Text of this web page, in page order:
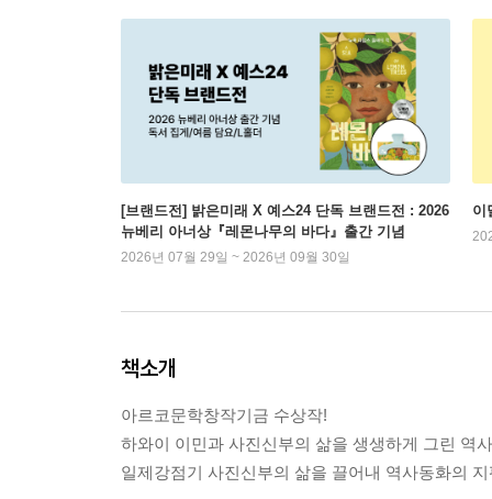
[브랜드전] 밝은미래 X 예스24 단독 브랜드전 : 2026
뉴베리 아너상『레몬나무의 바다』출간 기념
2026년 07월 29일 ~ 2026년 09월 30일
이
책소개
아르코문학창작기금 수상작!
하와이 이민과 사진신부의 삶을 생생하게 그린 역
일제강점기 사진신부의 삶을 끌어내 역사동화의